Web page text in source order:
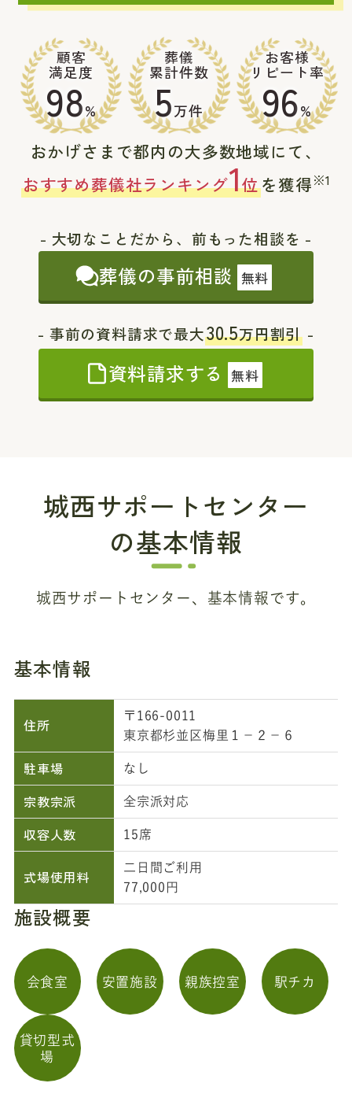
顧客
満足度
98%
葬儀
累計件数
5万件
お客様
リピート率
96%
おかげさまで都内の大多数地域にて、
おすすめ葬儀社ランキング1位を獲得※1
- 大切なことだから、前もった相談を -
葬儀の事前相談 無料
- 事前の資料請求で最大30.5万円割引 -
資料請求する 無料
城西サポートセンター
の基本情報
城西サポートセンター、基本情報です。
基本情報
住所
〒166-0011
東京都杉並区梅里１－２－６
駐車場 なし
宗教宗派 全宗派対応
収容人数 15席
式場使用料
二日間ご利用
77,000円
施設概要
会食室 安置施設 親族控室 駅チカ
貸切型式
場